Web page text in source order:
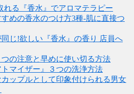
れる『香水』でアロマテラピー
めの香水のつけ方3種-肌に直接つ
じ!欲しい『香水』の香り 店員へ
の注意と早めに使い切る方法
マイザー』３つの洗浄方法
ップルとして印象付けられる男女